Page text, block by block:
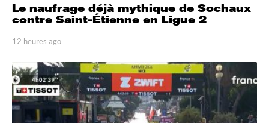
Le naufrage déjà mythique de Sochaux
contre Saint-Étienne en Ligue 2
12 heures ago
h
e
u
r
e